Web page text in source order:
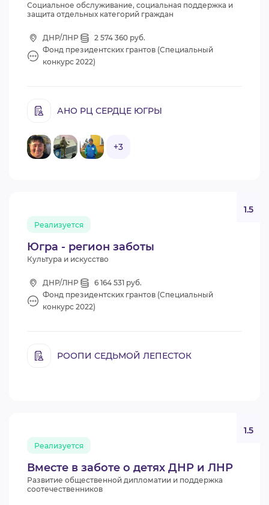
Социальное обслуживание, социальная поддержка и
защита отдельных категорий граждан
ДНР/ЛНР
2 574 360 руб.
Фонд президентских грантов (Специальный
конкурс 2022)
АНО РЦ СЕРДЦЕ ЮГРЫ
+3
Югра - регион заботы
Реализуется
1.5
Культура и искусство
ДНР/ЛНР
6 164 531 руб.
Фонд президентских грантов (Специальный
конкурс 2022)
РООПИ СЕДЬМОЙ ЛЕПЕСТОК
Вместе в заботе о детях ДНР и ЛНР
Реализуется
1.5
Развитие общественной дипломатии и поддержка
соотечественников